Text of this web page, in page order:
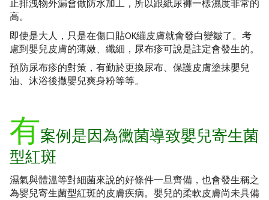
止排洩物外漏會做防水加工，所以跟紙尿褲一樣濕度非常的
高。
即使是大人，只是在傷口貼OK繃皮膚就會發白變皺了。考
慮到嬰兒皮膚的薄嫩、纖細，尿布疹可說是註定會發生的。
預防尿布疹的對策，有勤於更換尿布、保護皮膚塗抹嬰兒
油、沐浴後撒嬰兒爽身粉等等。
有 案例是因為黴菌導致嬰兒寄生菌
型紅斑
濕氣與體溫等對細菌來說的好條件一旦齊備，也會發生稱之
為嬰兒寄生菌型紅斑的皮膚疾病。嬰兒的柔軟皮膚尚未具備